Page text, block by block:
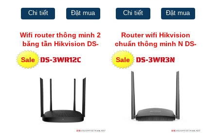
Chi tiết Đặt mua Chi tiết Đặt mua
Wifi router thông minh 2
băng tần Hikvision DS-
Sale
Router wifi Hikvision
chuẩn thông minh N DS-
Sale